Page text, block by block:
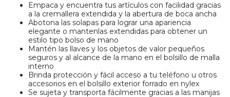
Empaca y encuentra tus artículos con facilidad gracias
a la cremallera extendida y la abertura de boca ancha
Abotona las solapas para lograr una apariencia
elegante o mantenlas extendidas para obtener un
estilo tipo bolso de mano
Mantén las llaves y los objetos de valor pequeños
seguros y al alcance de la mano en el bolsillo de malla
interno
Brinda protección y fácil acceso a tu teléfono u otros
accesorios en el bolsillo exterior forrado en nylex
Se sujeta y transporta fácilmente gracias a las manijas